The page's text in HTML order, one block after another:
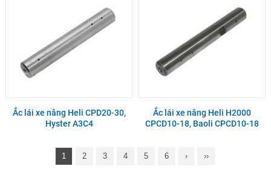
Ắc lái xe nâng Heli CPD20-30,
Hyster A3C4
Ắc lái xe nâng Heli H2000
CPCD10-18, Baoli CPCD10-18
1 2 3 4 5 6 › ››